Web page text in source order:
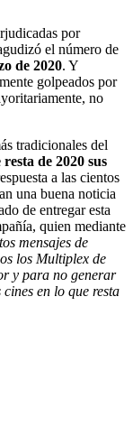
por
el número de
de 2020. Y
golpeados por
no
tradicionales del
de 2020 sus
a las cientos
una buena noticia
de entregar esta
quien mediante
mensajes de
los Multiplex de
y para no generar
en lo que resta